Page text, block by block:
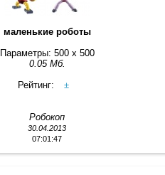
маленькие роботы
Параметры: 500 x 500
0.05 Мб.
Рейтинг:
±
Робокоп
30.04.2013
07:01:47